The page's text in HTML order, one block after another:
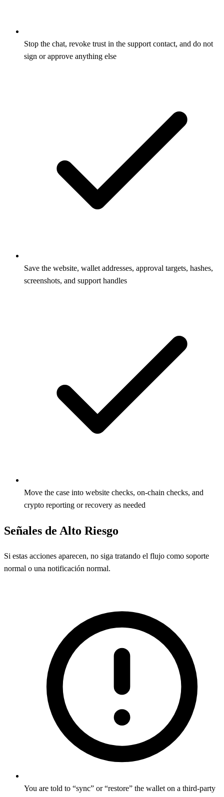
Stop the chat, revoke trust in the support contact, and do not
sign or approve anything else
Save the website, wallet addresses, approval targets, hashes,
screenshots, and support handles
Move the case into website checks, on-chain checks, and
crypto reporting or recovery as needed
Señales de Alto Riesgo
Si estas acciones aparecen, no siga tratando el flujo como soporte
normal o una notificación normal.
You are told to “sync” or “restore” the wallet on a third-party